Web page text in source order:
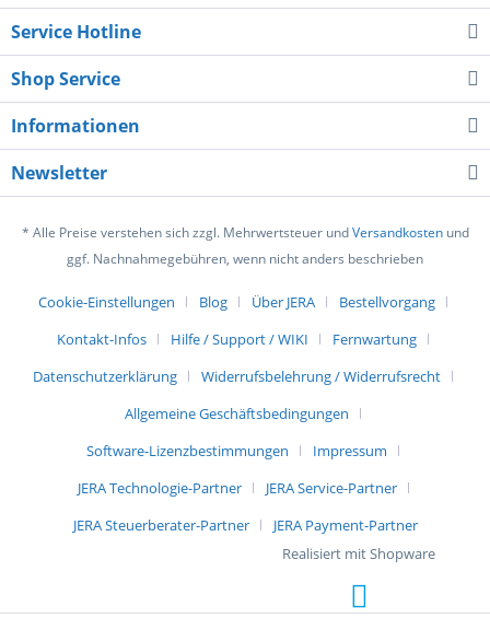
Service Hotline
Shop Service
Informationen
Newsletter
* Alle Preise verstehen sich zzgl. Mehrwertsteuer undVersandkostenund
ggf. Nachnahmegebühren, wenn nicht anders beschrieben
Cookie-Einstellungen Blog Über JERA
Bestellvorgang
Kontakt-Infos
Hilfe / Support / WIKI
Fernwartung
Datenschutzerklärung
Widerrufsbelehrung / Widerrufsrecht
Allgemeine Geschäftsbedingungen
Software-Lizenzbestimmungen
Impressum
JERA Technologie-Partner
JERA Service-Partner
JERA Steuerberater-Partner
JERA Payment-Partner
Realisiert mit Shopware